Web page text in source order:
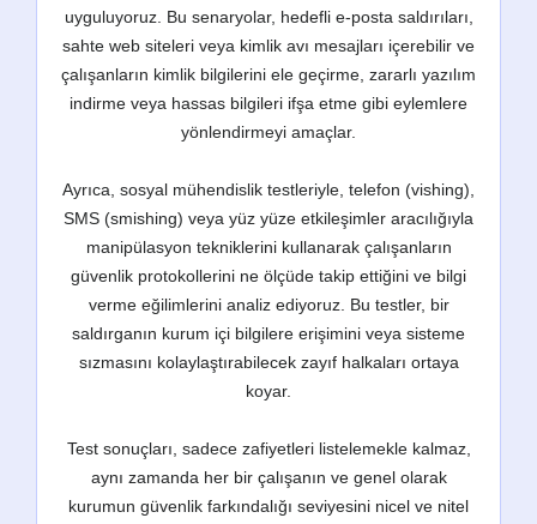
uyguluyoruz. Bu senaryolar, hedefli e-posta saldırıları,
sahte web siteleri veya kimlik avı mesajları içerebilir ve
çalışanların kimlik bilgilerini ele geçirme, zararlı yazılım
indirme veya hassas bilgileri ifşa etme gibi eylemlere
yönlendirmeyi amaçlar.
Ayrıca, sosyal mühendislik testleriyle, telefon (vishing),
SMS (smishing) veya yüz yüze etkileşimler aracılığıyla
manipülasyon tekniklerini kullanarak çalışanların
güvenlik protokollerini ne ölçüde takip ettiğini ve bilgi
verme eğilimlerini analiz ediyoruz. Bu testler, bir
saldırganın kurum içi bilgilere erişimini veya sisteme
sızmasını kolaylaştırabilecek zayıf halkaları ortaya
koyar.
Test sonuçları, sadece zafiyetleri listelemekle kalmaz,
aynı zamanda her bir çalışanın ve genel olarak
kurumun güvenlik farkındalığı seviyesini nicel ve nitel